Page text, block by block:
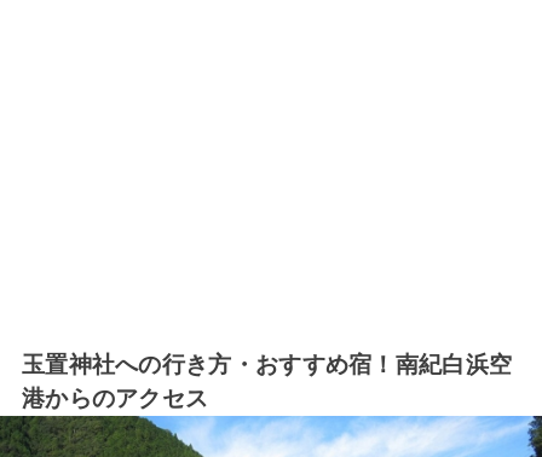
玉置神社への行き方・おすすめ宿！南紀白浜空
港からのアクセス